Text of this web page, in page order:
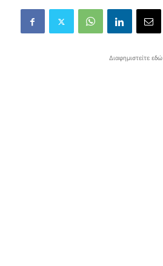
Διαφημιστείτε εδώ